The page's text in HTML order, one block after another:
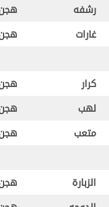
رشفه
غارات
كرار
لهب
متعب
الزبارة